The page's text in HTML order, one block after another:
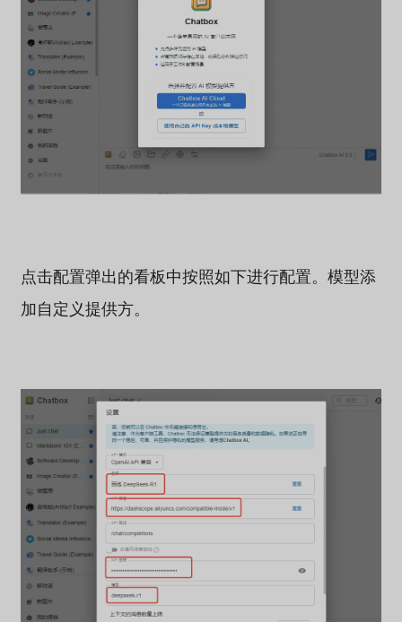
点击配置弹出的看板中按照如下进行配置。模型添
加自定义提供方。